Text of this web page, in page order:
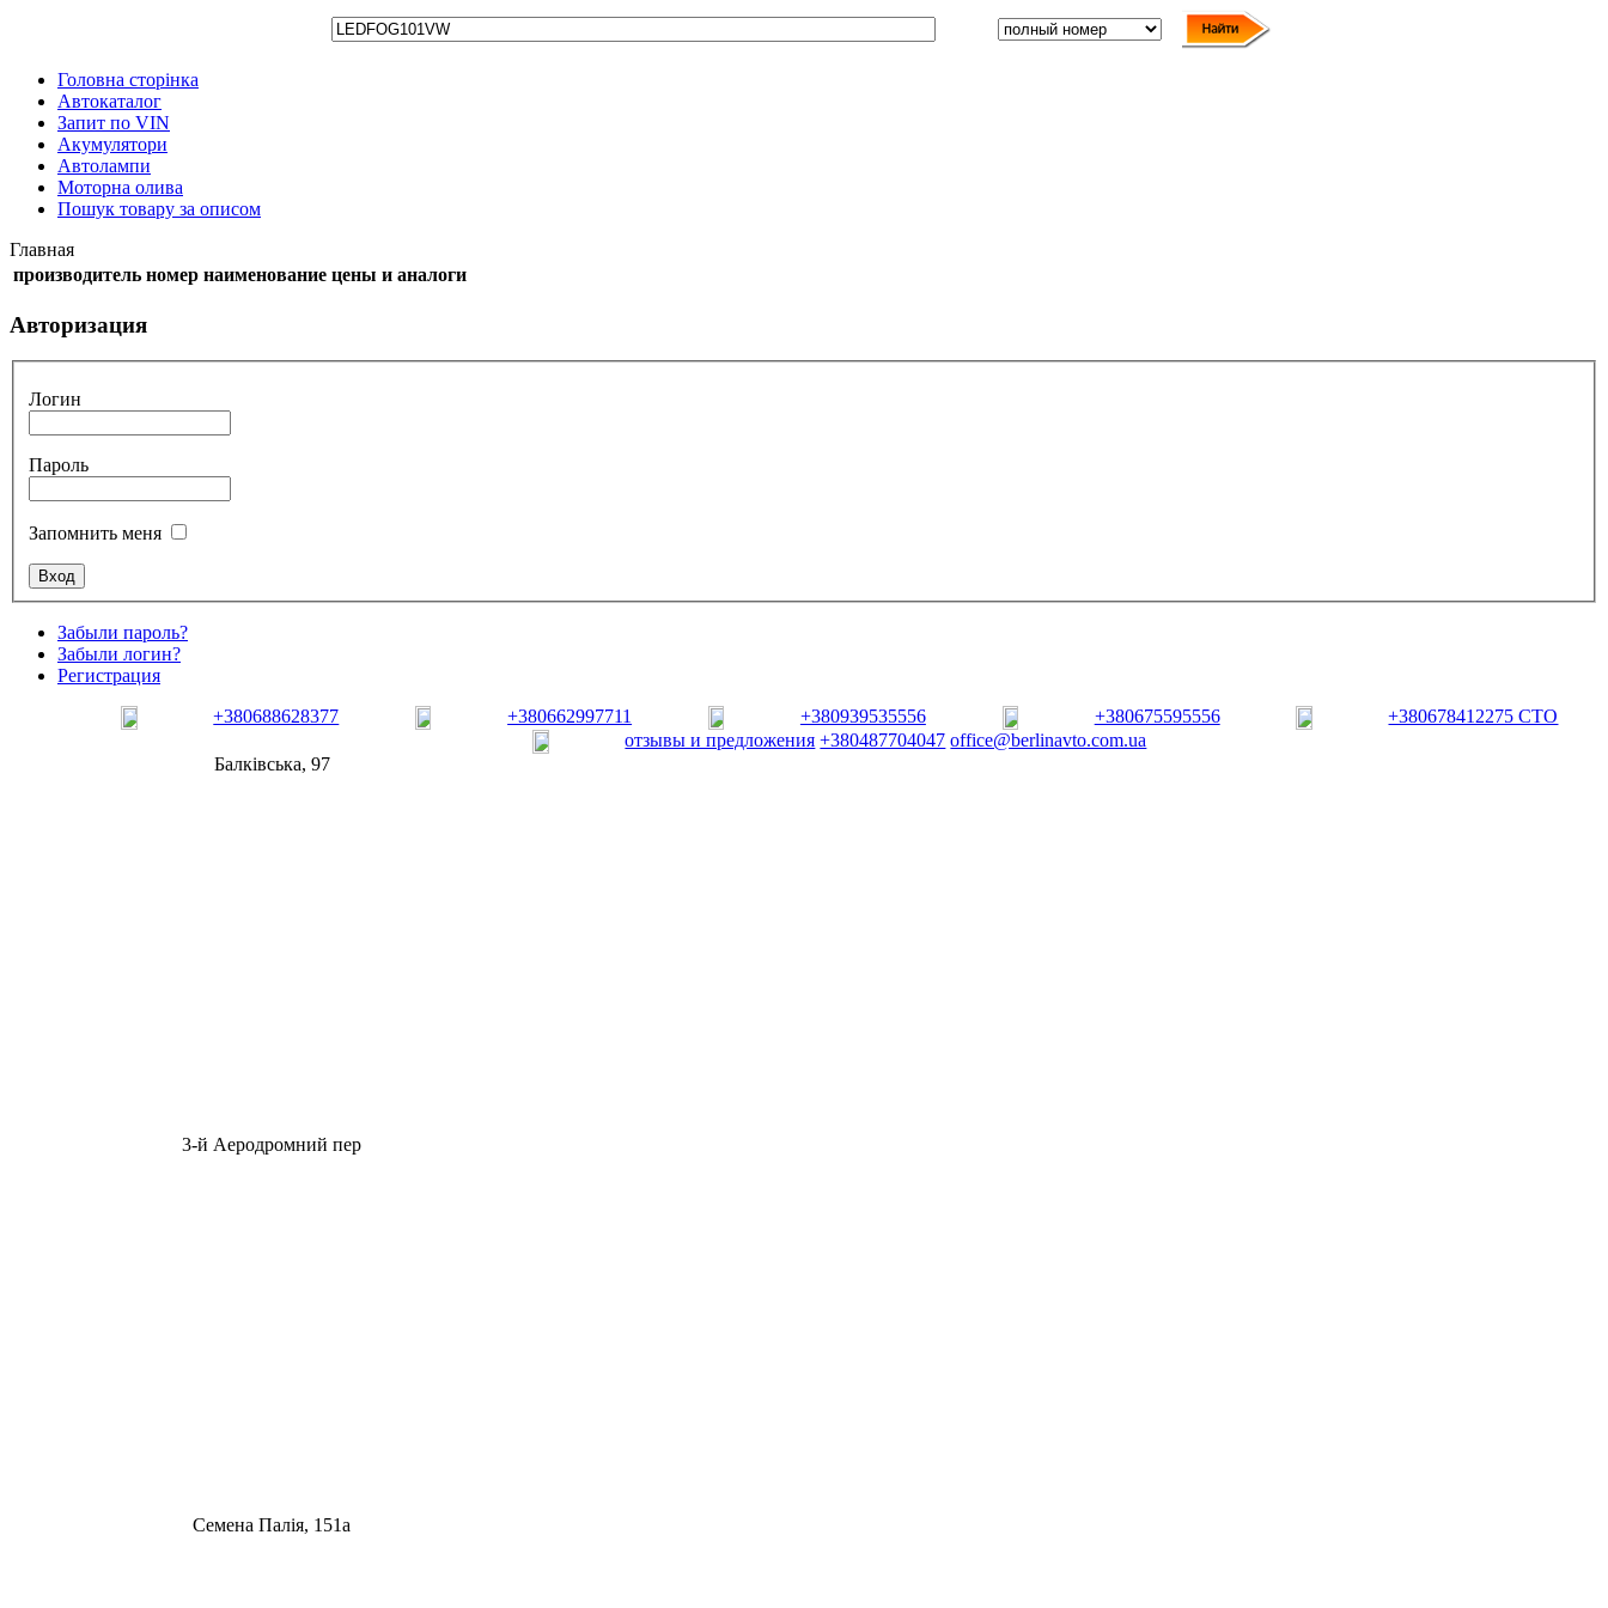
Головна сторінка
Автокаталог
Запит по VIN
Акумулятори
Автолампи
Моторна олива
Пошук товару за описом
Главная
производитель номер наименование цены и аналоги
Авторизация
Логин
Пароль
Запомнить меня
Забыли пароль?
Забыли логин?
Регистрация
+380688628377
+380662997711 +380939535556 +380675595556
+380678412275 СТО
отзывы и предложения +380487704047 office@berlinavto.com.ua
Балківська, 97
3-й Аеродромний пер
Семена Палія, 151а